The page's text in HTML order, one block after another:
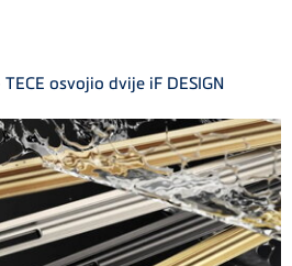
osvojio dvije iF DESIGN